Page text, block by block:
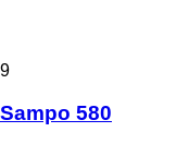
9
Sampo 580